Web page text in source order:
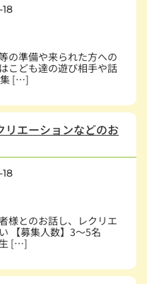
の準備や来られた方への
こども達の遊び相手や話
集 […]
リエーションなどのお
様とのお話し、レクリエ
【募集人数】3～5名
⽣ […]